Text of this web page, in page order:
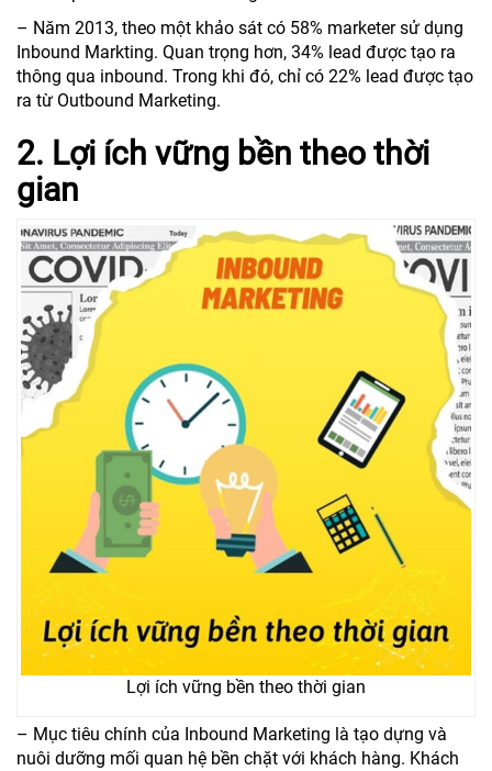
– Năm 2013, theo một khảo sát có 58% marketer sử dụng
Inbound Markting. Quan trọng hơn, 34% lead được tạo ra
thông qua inbound. Trong khi đó, chỉ có 22% lead được tạo
ra từ Outbound Marketing.
2. Lợi ích vững bền theo thời
gian
Lợi ích vững bền theo thời gian
– Mục tiêu chính của Inbound Marketing là tạo dựng và
nuôi dưỡng mối quan hệ bền chặt với khách hàng. Khách